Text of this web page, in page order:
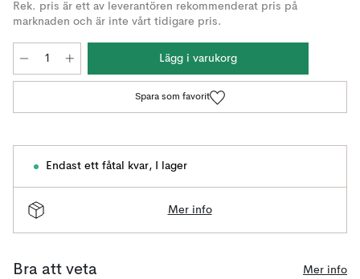
Rek. pris är ett av leverantören rekommenderat pris på
marknaden och är inte vårt tidigare pris.
Lägg i varukorg
Spara som favorit
Endast ett fåtal kvar, I lager
Mer info
Bra att veta Mer info